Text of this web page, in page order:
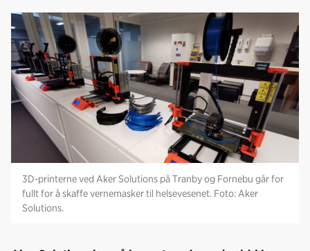
3D-printerne ved Aker Solutions på Tranby og Fornebu går for
fullt for å skaffe vernemasker til helsevesenet. Foto: Aker
Solutions.